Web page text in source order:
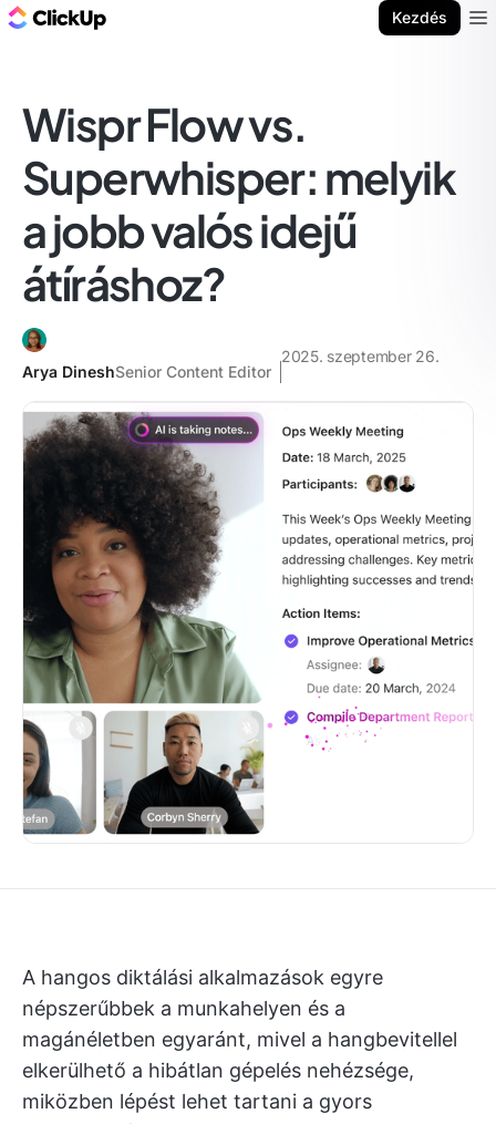
Kezdés
Wispr Flow vs.
Superwhisper: melyik
a jobb valós idejű
átíráshoz?
Arya DineshSenior Content Editor
2025. szeptember 26.
A hangos diktálási alkalmazások egyre
népszerűbbek a munkahelyen és a
magánéletben egyaránt, mivel a hangbevitellel
elkerülhető a hibátlan gépelés nehézsége,
miközben lépést lehet tartani a gyors